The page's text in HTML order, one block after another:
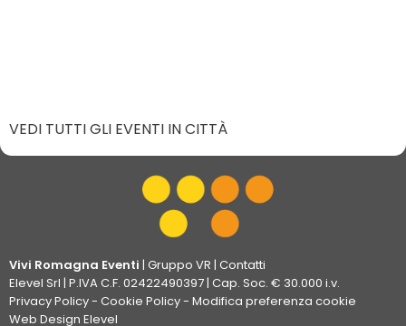
VEDI TUTTI GLI EVENTI IN CITTÀ
Vivi Romagna Eventi | Gruppo VR | Contatti
Elevel Srl | P.IVA C.F. 02422490397 | Cap. Soc. € 30.000 i.v.
Privacy Policy- Cookie Policy- Modifica preferenza cookie
Web Design Elevel